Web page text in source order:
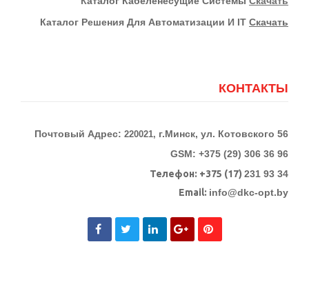
Каталог Решения Для Автоматизации И IT Скачать
КОНТАКТЫ
Почтовый Адрес: 220021, г.Минск, ул. Котовского 56
GSM: +375 (29) 306 36 96
Телефон: +375 (17) 231 93 34
Email: info@dkc-opt.by